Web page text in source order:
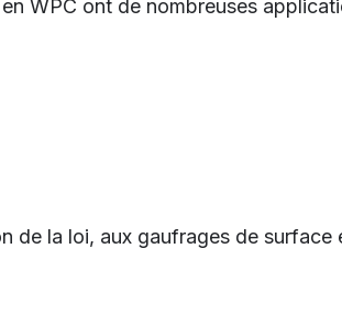
WPC ont de nombreuses
de la loi, aux gaufrages de surface